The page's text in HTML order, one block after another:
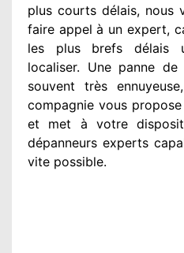
plus courts délais, nous
faire appel à un expert,
les plus brefs délais
localiser. Une panne
souvent très ennuyeuse
compagnie vous
et met à votre
dépanneurs experts
vite possible.